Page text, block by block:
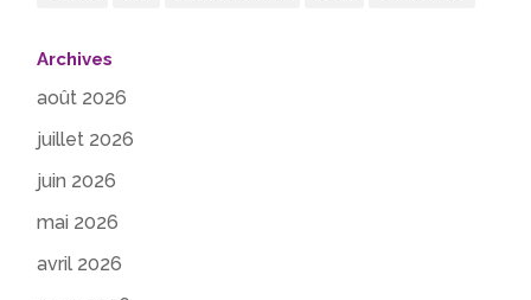
Archives
août 2026
juillet 2026
juin 2026
mai 2026
avril 2026